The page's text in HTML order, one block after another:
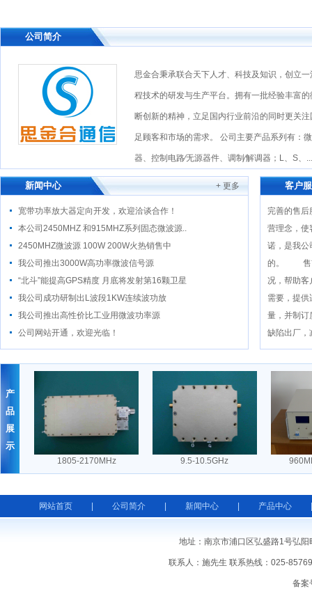
公司简介
思金合秉承联合天下人才、科技及知识，创立
程技术的研发与生产平台。拥有一批经验丰富
断创新的精神，立足国内行业前沿的同时更关
足顾客和市场的需求。 公司主要产品系列有：
器、控制电路∕无源器件、调制∕解调器；L、S、...
+ 更多
新闻中心
宽带功率放大器定向开发，欢迎洽谈合作！
本公司2450MHZ 和915MHZ系列固态微波源..
2450MHZ微波源 100W 200W火热销售中
我公司推出3000W高功率微波信号源
“北斗”能提高GPS精度 月底将发射第16颗卫星
我公司成功研制出L波段1KW连续波功放
我公司推出高性价比工业用微波功率源
公司网站开通，欢迎光临！
客户
完善的售后
营理念，使
诺，是我公
的。 售前
况，帮助
需要，提
量，并制订
缺陷出厂
产
品
展
示
1805-2170MHz 9.5-10.5GHz
网站首页 公司简介 新闻中心 产品中心
地址：南京市浦口区弘盛路1号弘
联系人：施先生 联系热线：025-
备案